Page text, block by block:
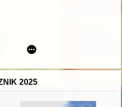
: historia życia
2025